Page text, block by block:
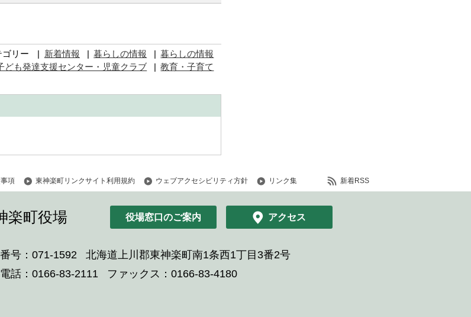
ゴリー 新着情報 暮らしの情報
暮らしの情報
も発達支援センター・児童クラブ
教育・子育て
項 東神楽町リンクサイト利用規約 ウェブアクセシビリティ方針 リンク集 新着RSS
楽町役場 役場窓口のご案内 アクセス
号：071-1592
北海道上川郡東神楽町南1条西1丁目3番2号
話：0166-83-2111
ファックス：0166-83-4180